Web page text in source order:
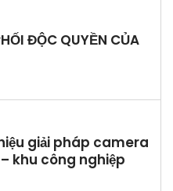
ĐỘC QUYỀN CỦA
giải pháp camera
khu công nghiệp